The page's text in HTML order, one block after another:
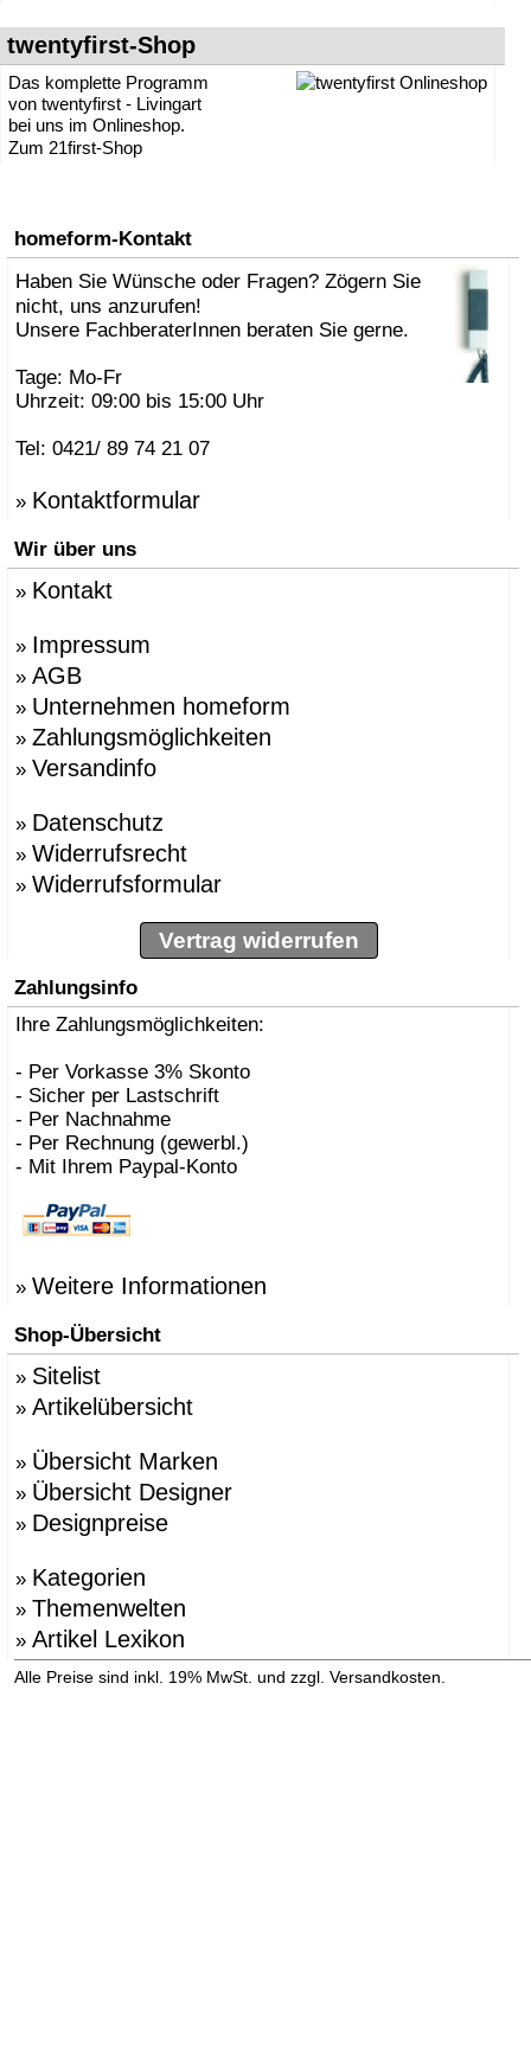
twentyfirst-Shop
Das komplette Programm
von twentyfirst - Livingart
bei uns im Onlineshop.
Zum 21first-Shop
homeform-Kontakt
Haben Sie Wünsche oder Fragen? Zögern Sie
nicht, uns anzurufen!
Unsere FachberaterInnen beraten Sie gerne.
Tage: Mo-Fr
Uhrzeit: 09:00 bis 15:00 Uhr
Tel: 0421/ 89 74 21 07
» Kontaktformular
Wir über uns
» Kontakt
» Impressum
» AGB
» Unternehmen homeform
» Zahlungsmöglichkeiten
» Versandinfo
» Datenschutz
» Widerrufsrecht
» Widerrufsformular
Vertrag widerrufen
Zahlungsinfo
Ihre Zahlungsmöglichkeiten:
- Per Vorkasse 3% Skonto
- Sicher per Lastschrift
- Per Nachnahme
- Per Rechnung (gewerbl.)
- Mit Ihrem Paypal-Konto
» Weitere Informationen
Shop-Übersicht
» Sitelist
» Artikelübersicht
» Übersicht Marken
» Übersicht Designer
» Designpreise
» Kategorien
» Themenwelten
» Artikel Lexikon
Alle Preise sind inkl. 19% MwSt. und zzgl. Versandkosten.